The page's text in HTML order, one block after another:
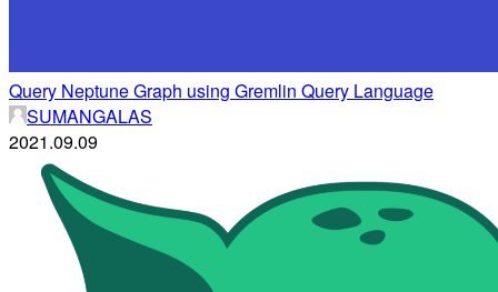
Query Neptune Graph using Gremlin Query Language
SUMANGALAS
2021.09.09